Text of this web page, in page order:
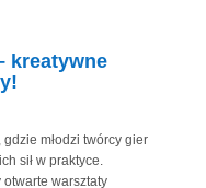
kreatywne
młodzi twórcy gier
sił w praktyce.
warsztaty